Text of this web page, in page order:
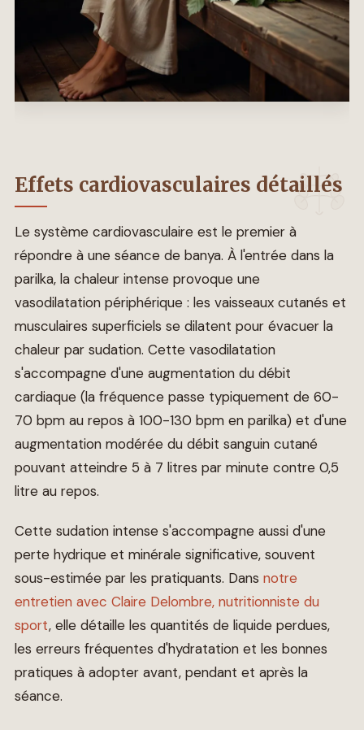
Effets cardiovasculaires détaillés
Le système cardiovasculaire est le premier à
répondre à une séance de banya. À l'entrée dans la
parilka, la chaleur intense provoque une
vasodilatation périphérique : les vaisseaux cutanés et
musculaires superficiels se dilatent pour évacuer la
chaleur par sudation. Cette vasodilatation
s'accompagne d'une augmentation du débit
cardiaque (la fréquence passe typiquement de 60-
70 bpm au repos à 100-130 bpm en parilka) et d'une
augmentation modérée du débit sanguin cutané
pouvant atteindre 5 à 7 litres par minute contre 0,5
litre au repos.
Cette sudation intense s'accompagne aussi d'une
perte hydrique et minérale significative, souvent
sous-estimée par les pratiquants. Dans notre
entretien avec Claire Delombre, nutritionniste du
sport, elle détaille les quantités de liquide perdues,
les erreurs fréquentes d'hydratation et les bonnes
pratiques à adopter avant, pendant et après la
séance.